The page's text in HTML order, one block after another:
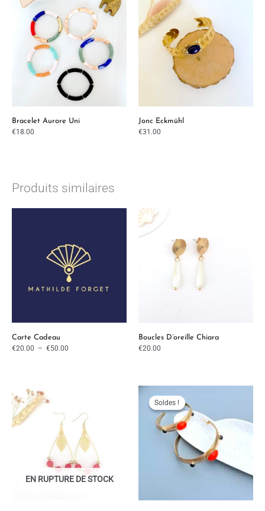
Bracelet Aurore Uni
€18.00
Jonc Eckmühl
€31.00
Produits similaires
Carte Cadeau
€20.00 – €50.00
Plage
€50.00
Boucles D’oreille Chiara
€20.00
EN RUPTURE DE STOCK
Soldes !
Soldes !
Le
prix
initial
était :
€55.00.
Le
actuel
est :
€44.00.